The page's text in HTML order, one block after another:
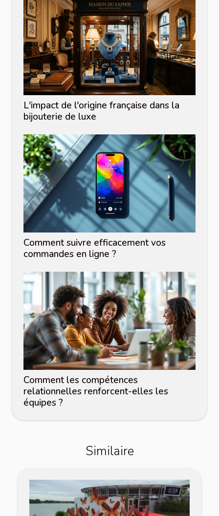
L'impact de l'origine française dans la
bijouterie de luxe
Comment suivre efficacement vos
commandes en ligne ?
Comment les compétences
relationnelles renforcent-elles les
équipes ?
Similaire